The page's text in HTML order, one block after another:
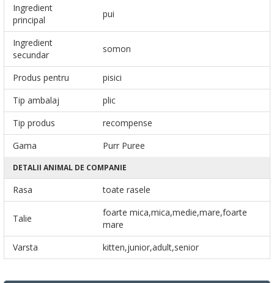
Ingredient
principal
pui
Ingredient
secundar
somon
Produs pentru
pisici
Tip ambalaj
plic
Tip produs
recompense
Gama
Purr Puree
DETALII ANIMAL DE COMPANIE
Rasa toate rasele
Talie
foarte mica,mica,medie,mare,foarte
mare
Varsta
kitten,junior,adult,senior